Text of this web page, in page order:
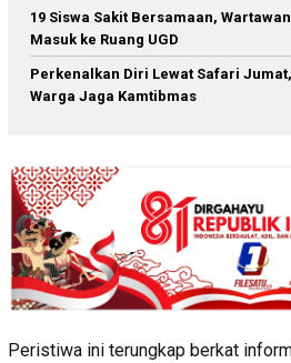
19 Siswa Sakit Bersamaan,
Masuk ke Ruang UGD
Perkenalkan Diri Lewat Safari
Warga Jaga Kamtibmas
Peristiwa ini terungkap berkat